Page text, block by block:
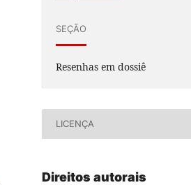
SEÇÃO
Resenhas em dossiê
LICENÇA
Direitos autorais